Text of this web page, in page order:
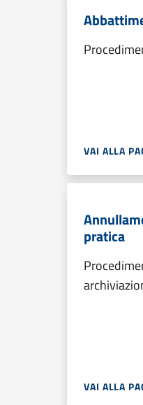
VAI ALLA
pratica
VAI ALLA